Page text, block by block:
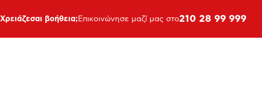
Xρειάζεσαι βοήθεια; Επικοινώνησε μαζί μας στο210 28 99 999